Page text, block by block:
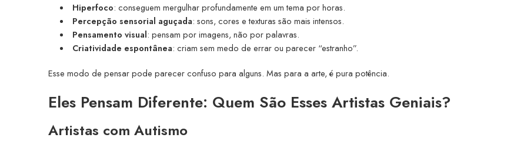
Hiperfoco: conseguem mergulhar profundamente em um tema por horas.
Percepção sensorial aguçada: sons, cores e texturas são mais intensos.
Pensamento visual: pensam por imagens, não por palavras.
Criatividade espontânea: criam sem medo de errar ou parecer “estranho”.
Esse modo de pensar pode parecer confuso para alguns. Mas para a arte, é pura potência.
Eles Pensam Diferente: Quem São Esses Artistas Geniais?
Artistas com Autismo